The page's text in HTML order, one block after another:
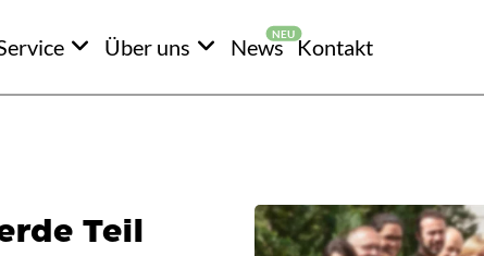
Über uns News Kontakt
Teil